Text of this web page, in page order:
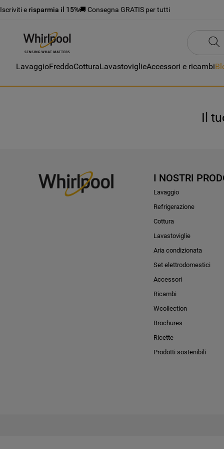
Iscriviti e risparmia il 15%🚚 Consegna GRATIS per tutti
LavaggioFreddoCotturaLavastoviglieAccessori e ricambi
Il
I NOSTRI
Lavaggio
Refrigerazione
Cottura
Lavastoviglie
Aria condizionata
Set elettrodomestici
Accessori
Ricambi
Wcollection
Brochures
Ricette
Prodotti sostenibili